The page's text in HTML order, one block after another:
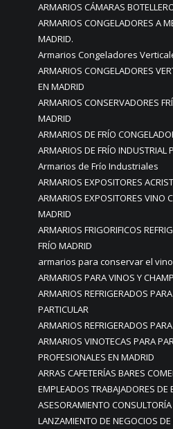
ARMARIOS CÁMARAS
ARMARIOS CONGELADORES A
MADRID.
Armarios Congeladores
ARMARIOS CONGELADORES
EN MADRID
ARMARIOS CONSERVADORES
MADRID
ARMARIOS DE FRÍO
ARMARIOS DE FRÍO INDUSTRIAL
Armarios de Frío Industriales
ARMARIOS EXPOSITORES
ARMARIOS EXPOSITORES VINO
MADRID
ARMARIOS FRIGORIFICOS
FRÍO MADRID
armarios para conservar el
ARMARIOS PARA VINOS Y
ARMARIOS REFRIGERADOS
PARTICULAR
ARMARIOS REFRIGERADOS
ARMARIOS VINOTECAS PARA
PROFESIONALES EN MADRID
ARRAS CAFETERÍAS BARES
EMPLEADOS TRABAJADORES DE
ASESORAMIENTO
LANZAMIENTO DE NEGOCIOS